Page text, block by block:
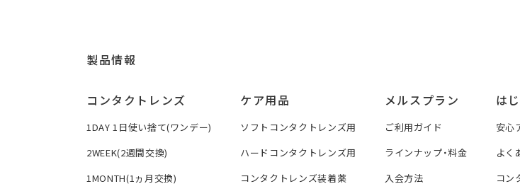
製品情報
コンタクトレンズ
1DAY 1日使い捨て(ワンデー)
2WEEK(2週間交換)
1MONTH(1ヵ月交換)
ケア用品
ソフトコンタクトレンズ用
ハードコンタクトレンズ用
コンタクトレンズ装着薬
メルスプラン
ご利用ガイド
ラインナップ・料金
入会方法
は
安心
よく
コン